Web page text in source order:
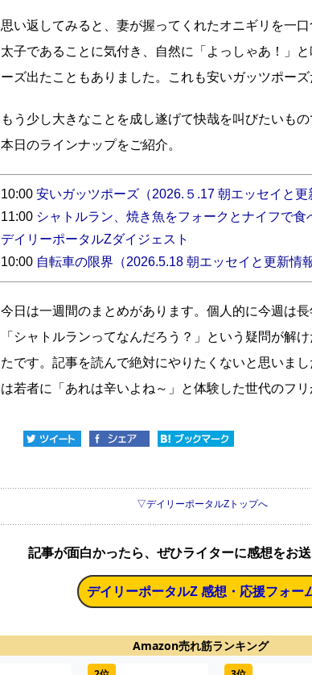
思い返してみると、妻が握ってくれたオニギリを一
太子であることに気付き、自然に「よっしゃあ！」
ーズ出たこともありました。これも安いガッツポーズ
もう少し大きなことを成し遂げて快哉を叫びたいも
本日のラインナップをご紹介。
10:00 安いガッツポーズ（2026.５.17 朝エッセイと更
11:00 シャトルラン、焼き魚をフォークとナイフで食
デイリーポータルZダイジェスト
10:00 自転車の限界（2026.5.18 朝エッセイと更新情報
今日は一週間のまとめがあります。個人的に今週は
「シャトルランってなんだろう？」という疑問が解
たです。記事を読んで絶対にやりたくないと思いま
は若者に「あれは辛いよね～」と体験した世代のフリ
▽デイリーポータルZトップへ
記事が面白かったら、ぜひライターに感想をお
デイリーポータルZ 感想・応援フォー
Amazon売れ筋ランキング